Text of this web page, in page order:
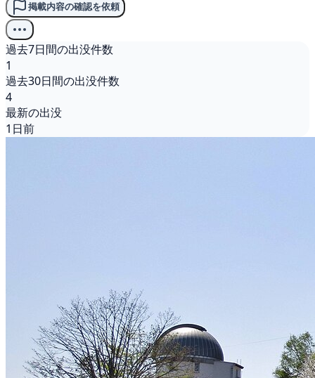
掲載内容の確認を依頼
過去7日間の出没件数
1
過去30日間の出没件数
4
最新の出没
1日前